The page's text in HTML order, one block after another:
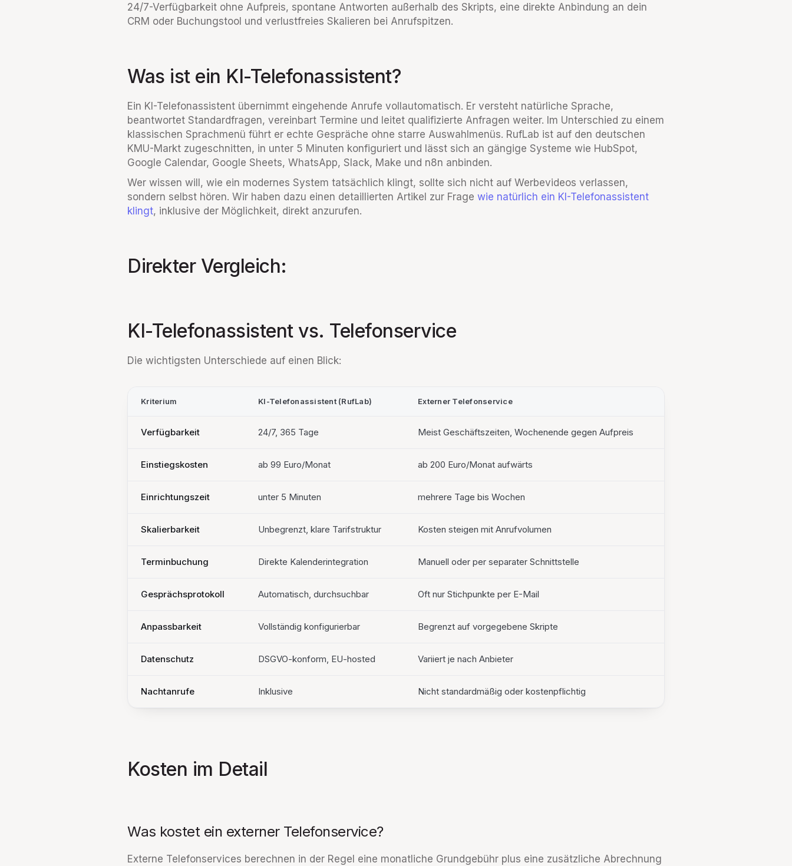
24/7-Verfügbarkeit ohne Aufpreis, spontane Antworten außerhalb des Skripts, eine direkte Anbindung an dein
CRM oder Buchungstool und verlustfreies Skalieren bei Anrufspitzen.
Was ist ein KI-Telefonassistent?
Ein KI-Telefonassistent übernimmt eingehende Anrufe vollautomatisch. Er versteht natürliche Sprache,
beantwortet Standardfragen, vereinbart Termine und leitet qualifizierte Anfragen weiter. Im Unterschied zu einem
klassischen Sprachmenü führt er echte Gespräche ohne starre Auswahlmenüs. RufLab ist auf den deutschen
KMU-Markt zugeschnitten, in unter 5 Minuten konfiguriert und lässt sich an gängige Systeme wie HubSpot,
Google Calendar, Google Sheets, WhatsApp, Slack, Make und n8n anbinden.
Wer wissen will, wie ein modernes System tatsächlich klingt, sollte sich nicht auf Werbevideos verlassen,
sondern selbst hören. Wir haben dazu einen detaillierten Artikel zur Frage wie natürlich ein KI-Telefonassistent
klingt, inklusive der Möglichkeit, direkt anzurufen.
Direkter Vergleich:
KI-Telefonassistent vs. Telefonservice
Die wichtigsten Unterschiede auf einen Blick:
Kriterium KI-Telefonassistent (RufLab) Externer Telefonservice
Verfügbarkeit 24/7, 365 Tage Meist Geschäftszeiten, Wochenende gegen Aufpreis
Einstiegskosten ab 99 Euro/Monat ab 200 Euro/Monat aufwärts
Einrichtungszeit unter 5 Minuten mehrere Tage bis Wochen
Skalierbarkeit Unbegrenzt, klare Tarifstruktur Kosten steigen mit Anrufvolumen
Terminbuchung Direkte Kalenderintegration Manuell oder per separater Schnittstelle
Gesprächsprotokoll Automatisch, durchsuchbar Oft nur Stichpunkte per E-Mail
Anpassbarkeit Vollständig konfigurierbar Begrenzt auf vorgegebene Skripte
Datenschutz DSGVO-konform, EU-hosted Variiert je nach Anbieter
Nachtanrufe Inklusive Nicht standardmäßig oder kostenpflichtig
Kosten im Detail
Was kostet ein externer Telefonservice?
Externe Telefonservices berechnen in der Regel eine monatliche Grundgebühr plus eine zusätzliche Abrechnung